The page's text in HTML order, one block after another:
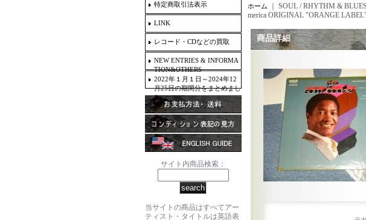
特定商取引法表示
LINK
レコード・CDなどの買取
NEW ENTRIES & INFORMA
TION&OTHERS
2022年１月１日～2024年12
月25日の期間分をまとめまし
た。
サイト内商品検索：
当サイトの商品はすべてアー
ティスト・タイトルは英語表
ホーム ｜ SOUL / RHYTHM &
merica ORIGINAL "ORANGE
商品詳細